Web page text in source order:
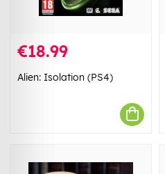
€18.99
Alien: Isolation (PS4)